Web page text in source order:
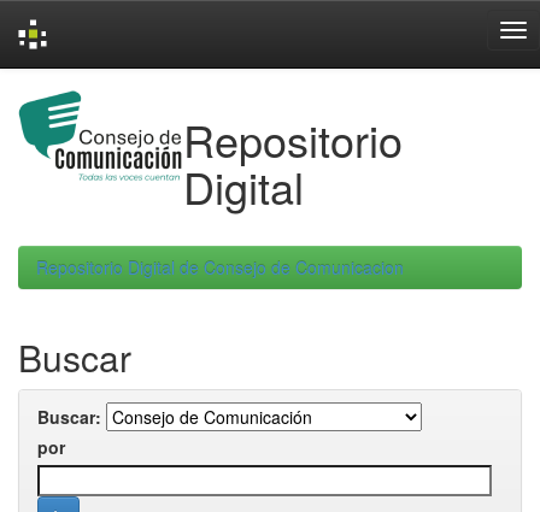
navigation
Repositorio
Digital
Repositorio Digital de Consejo de Comunicacion
Buscar
Buscar:
por